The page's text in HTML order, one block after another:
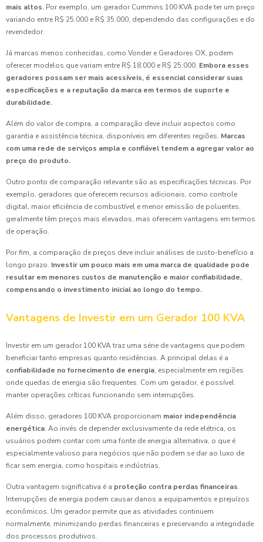
mais altos. Por exemplo, um gerador Cummins 100 KVA pode ter um preço
variando entre R$ 25.000 e R$ 35.000, dependendo das configurações e do
revendedor.
Já marcas menos conhecidas, como Vonder e Geradores OX, podem
oferecer modelos que variam entre R$ 18.000 e R$ 25.000. Embora esses
geradores possam ser mais acessíveis, é essencial considerar suas
especificações e a reputação da marca em termos de suporte e
durabilidade.
Além do valor de compra, a comparação deve incluir aspectos como
garantia e assistência técnica, disponíveis em diferentes regiões. Marcas
com uma rede de serviços ampla e confiável tendem a agregar valor ao
preço do produto.
Outro ponto de comparação relevante são as especificações técnicas. Por
exemplo, geradores que oferecem recursos adicionais, como controle
digital, maior eficiência de combustível e menor emissão de poluentes,
geralmente têm preços mais elevados, mas oferecem vantagens em termos
de operação.
Por fim, a comparação de preços deve incluir análises de custo-benefício a
longo prazo. Investir um pouco mais em uma marca de qualidade pode
resultar em menores custos de manutenção e maior confiabilidade,
compensando o investimento inicial ao longo do tempo.
Vantagens de Investir em um Gerador 100 KVA
Investir em um gerador 100 KVA traz uma série de vantagens que podem
beneficiar tanto empresas quanto residências. A principal delas é a
confiabilidade no fornecimento de energia, especialmente em regiões
onde quedas de energia são frequentes. Com um gerador, é possível
manter operações críticas funcionando sem interrupções.
Além disso, geradores 100 KVA proporcionam maior independência
energética. Ao invés de depender exclusivamente da rede elétrica, os
usuários podem contar com uma fonte de energia alternativa, o que é
especialmente valioso para negócios que não podem se dar ao luxo de
ficar sem energia, como hospitais e indústrias.
Outra vantagem significativa é a proteção contra perdas financeiras.
Interrupções de energia podem causar danos a equipamentos e prejuízos
econômicos. Um gerador permite que as atividades continuem
normalmente, minimizando perdas financeiras e preservando a integridade
dos processos produtivos.